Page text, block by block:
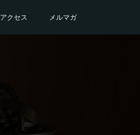
アクセス メルマガ